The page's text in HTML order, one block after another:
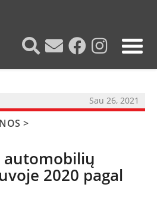
Sau 26, 2021
>
automobilių
2020 pagal